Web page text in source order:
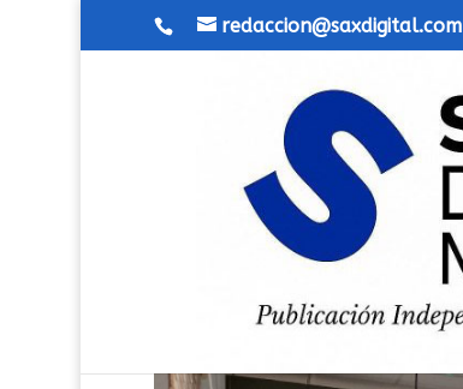
redaccion@saxdigital.com